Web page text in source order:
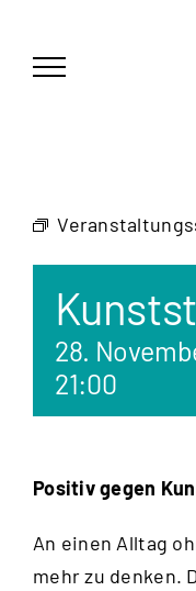
springen
28.
21:00
Positiv gegen
An einen Alltag
mehr zu denken.